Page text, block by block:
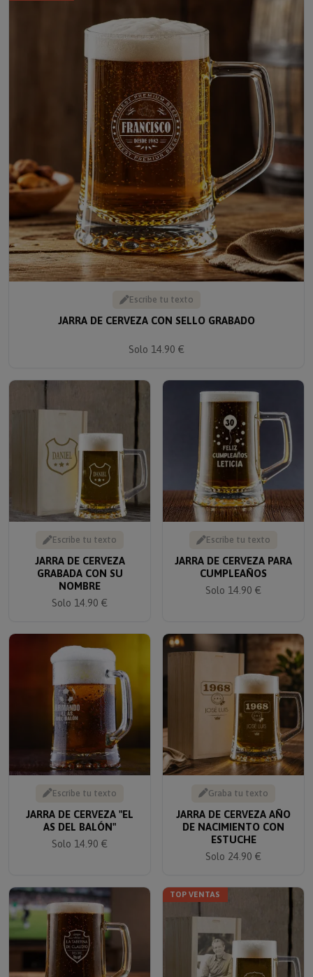
Escribe tu texto
JARRA DE CERVEZA CON SELLO GRABADO
Solo 14.90 €
Escribe tu texto
JARRA DE CERVEZA
GRABADA CON SU
NOMBRE
Solo 14.90 €
Escribe tu texto
JARRA DE CERVEZA PARA
CUMPLEAÑOS
Solo 14.90 €
Escribe tu texto
JARRA DE CERVEZA "EL
AS DEL BALÓN"
Solo 14.90 €
Graba tu texto
JARRA DE CERVEZA AÑO
DE NACIMIENTO CON
ESTUCHE
Solo 24.90 €
TOP VENTAS